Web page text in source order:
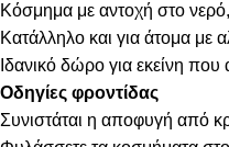
Κόσμημα με αντοχή στο νερό,
Κατάλληλο και για άτομα με
Ιδανικό δώρο για εκείνη
Οδηγίες φροντίδας
Συνιστάται η αποφυγή από